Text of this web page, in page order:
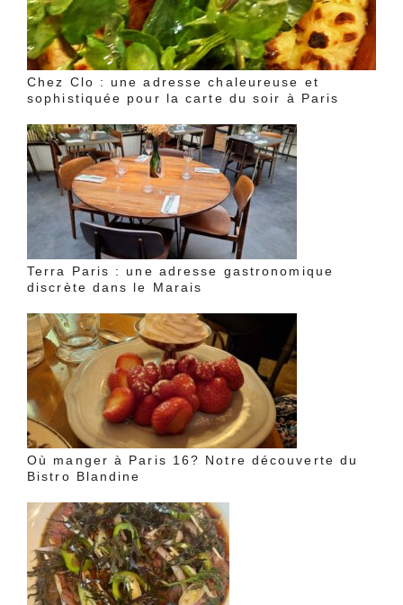
Chez Clo : une adresse chaleureuse et
sophistiquée pour la carte du soir à Paris
Terra Paris : une adresse gastronomique
discrète dans le Marais
Où manger à Paris 16? Notre découverte du
Bistro Blandine